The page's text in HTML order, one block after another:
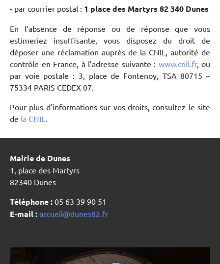
- par courrier postal : 1 place des Martyrs 82 340 Dunes
En l’absence de réponse ou de réponse que vous
estimeriez insuffisante, vous disposez du droit de
déposer une réclamation auprès de la CNIL, autorité de
contrôle en France, à l’adresse suivante : www.cnil.fr, ou
par voie postale : 3, place de Fontenoy, TSA 80715 –
75334 PARIS CEDEX 07.
Pour plus d’informations sur vos droits, consultez le site
de la CNIL .
Mairie de Dunes
1, place des Martyrs
82340 Dunes
Téléphone : 05 63 39 90 51
E-mail : accueil@dunes82.fr